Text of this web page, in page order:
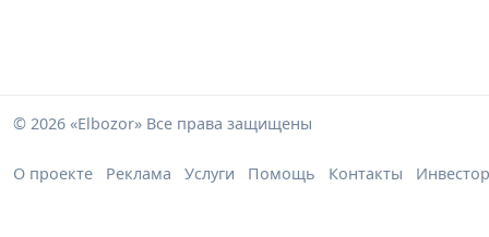
© 2026 «Elbozor» Все права защищены
О проекте Реклама Услуги Помощь Контакты